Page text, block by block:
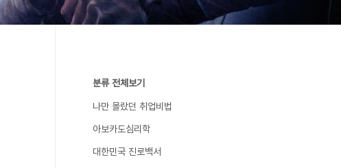
분류 전체보기
나만 몰랐던 취업비법
아보카도심리학
대한민국 진로백서